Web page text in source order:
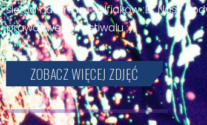
się od nadmiaru selfiaków :D. Nasz
prawdziwego festiwalu ;).
ZOBACZ WIĘCEJ ZDJĘĆ